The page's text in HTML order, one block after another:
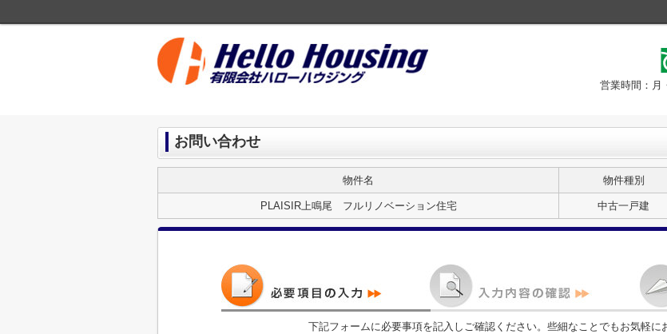
営業時間：月
お問い合わせ
物件名 物件種別
PLAISIR上鳴尾 フルリノベーション住宅 中古一戸建
下記フォームに必要事項を記入しご確認ください。些細なことでもお気軽に